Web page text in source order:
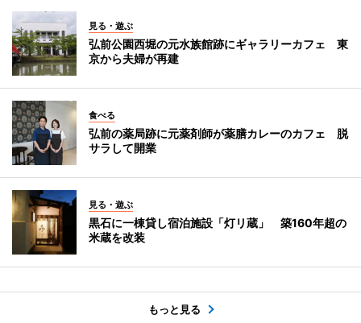
見る・遊ぶ
弘前公園西堀の元水族館跡にギャラリーカフェ 東
京から夫婦が再建
食べる
弘前の薬局跡に元薬剤師が薬膳カレーのカフェ 脱
サラして開業
見る・遊ぶ
黒石に一棟貸し宿泊施設「灯リ蔵」 築160年超の
米蔵を改装
もっと見る